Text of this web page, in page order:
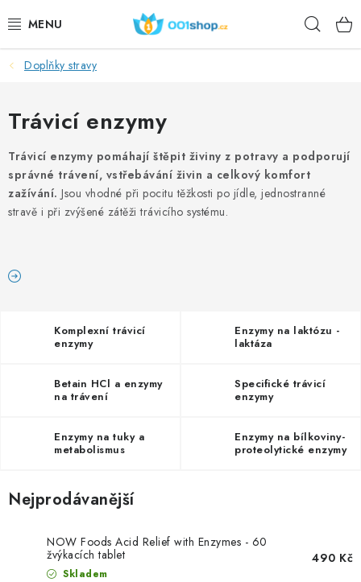
na
DOPLŇKY STRAVY
KOSMETIKA
SPORT
POTRAVINY
AKCE
ZNAČKY
Jak nakupovat
Obchodní podmínky
Natural Health Store
Slovník pojmů
Doplňky stravy
Trávicí enzymy
Trávicí enzymy pomáhají štěpit živiny z potravy a podporují
správné trávení, vstřebávání živin a celkový komfort
zažívání. Jsou vhodné při pocitu těžkosti po jídle, jednostranné
stravě i při zvýšené zátěži trávicího systému.
Komplexní trávicí
enzymy
Enzymy na laktózu -
laktáza
Betain HCl a enzymy
na trávení
Specifické trávicí
enzymy
Enzymy na tuky a
metabolismus
Enzymy na bílkoviny-
proteolytické enzymy
Nejprodávanější
NOW Foods Acid Relief with Enzymes - 60
žvýkacích tablet
Skladem
490 Kč